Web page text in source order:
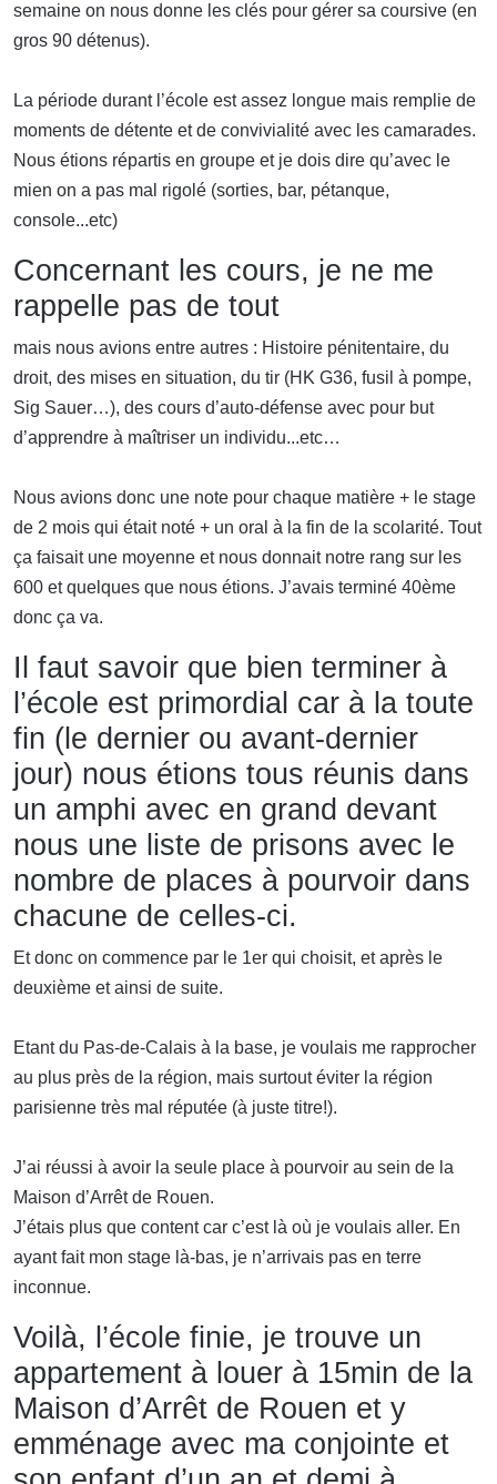
semaine on nous donne les clés pour gérer sa coursive (en
gros 90 détenus).
La période durant l’école est assez longue mais remplie de
moments de détente et de convivialité avec les camarades.
Nous étions répartis en groupe et je dois dire qu’avec le
mien on a pas mal rigolé (sorties, bar, pétanque,
console...etc)
Concernant les cours, je ne me
rappelle pas de tout
mais nous avions entre autres : Histoire pénitentaire, du
droit, des mises en situation, du tir (HK G36, fusil à pompe,
Sig Sauer…), des cours d’auto-défense avec pour but
d’apprendre à maîtriser un individu...etc…
Nous avions donc une note pour chaque matière + le stage
de 2 mois qui était noté + un oral à la fin de la scolarité. Tout
ça faisait une moyenne et nous donnait notre rang sur les
600 et quelques que nous étions. J’avais terminé 40ème
donc ça va.
Il faut savoir que bien terminer à
l’école est primordial car à la toute
fin (le dernier ou avant-dernier
jour) nous étions tous réunis dans
un amphi avec en grand devant
nous une liste de prisons avec le
nombre de places à pourvoir dans
chacune de celles-ci.
Et donc on commence par le 1er qui choisit, et après le
deuxième et ainsi de suite.
Etant du Pas-de-Calais à la base, je voulais me rapprocher
au plus près de la région, mais surtout éviter la région
parisienne très mal réputée (à juste titre!).
J’ai réussi à avoir la seule place à pourvoir au sein de la
Maison d’Arrêt de Rouen.
J’étais plus que content car c’est là où je voulais aller. En
ayant fait mon stage là-bas, je n’arrivais pas en terre
inconnue.
Voilà, l’école finie, je trouve un
appartement à louer à 15min de la
Maison d’Arrêt de Rouen et y
emménage avec ma conjointe et